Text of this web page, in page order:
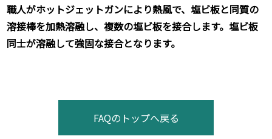
職人がホットジェットガンにより熱風で、塩ビ板と同質の
溶接棒を加熱溶融し、複数の塩ビ板を接合します。塩ビ板
同士が溶融して強固な接合となります。
FAQのトップへ戻る